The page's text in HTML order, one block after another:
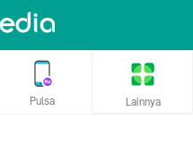
Pulsa Lainnya